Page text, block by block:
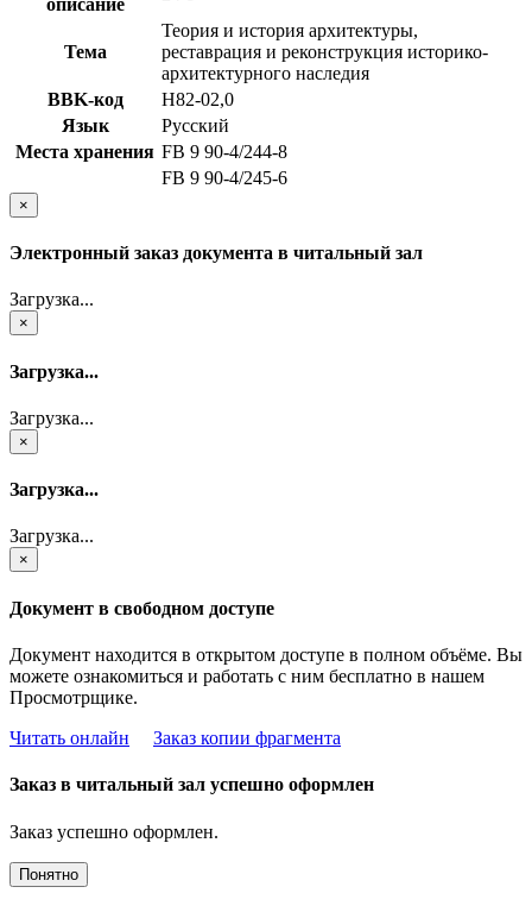
Тема
Теория и история архитектуры,
реставрация и реконструкция историко-
архитектурного наследия
BBK-код
Н82-02,0
Язык
Русский
Места хранения FB 9 90-4/244-8
FB 9 90-4/245-6
×
Электронный заказ документа в читальный зал
Загрузка...
×
Загрузка...
Загрузка...
×
Загрузка...
Загрузка...
×
Документ в свободном доступе
Документ находится в открытом доступе в полном объёме. Вы
можете ознакомиться и работать с ним бесплатно в нашем
Просмотрщике.
Читать онлайн
Заказ копии фрагмента
Заказ в читальный зал успешно оформлен
Заказ успешно оформлен.
Понятно